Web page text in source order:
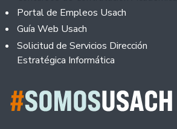
Portal de Empleos Usach
Guía Web Usach
Solicitud de Servicios Dirección
Estratégica Informática